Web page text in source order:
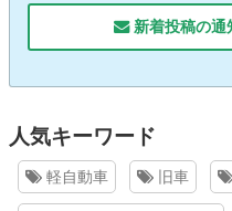
新着投稿の通
人気キーワード
軽自動車 旧車